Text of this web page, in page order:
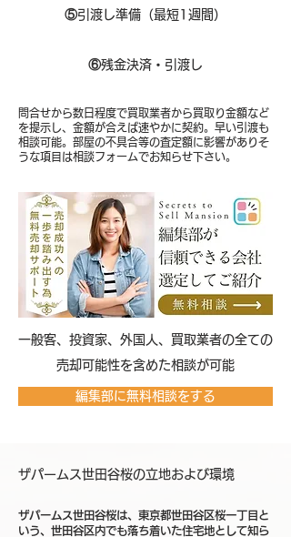
⑤引渡し準備（最短1週間）
⑥残金決済・引渡し
問合せから数日程度で買取業者から買取り金額など
を提示し、金額が合えば速やかに契約。早い引渡も
相談可能。部屋の不具合等の査定額に影響がありそ
うな項目は相談フォームでお知らせ下さい。
​一般客、投資家、外国人、買取業者の全ての
売却可能性を含めた相談が可能
編集部に無料相談をする
ザパームス世田谷桜の立地および環境
ザパームス世田谷桜は、東京都世田谷区桜一丁目と
いう、世田谷区内でも落ち着いた住宅地として知ら